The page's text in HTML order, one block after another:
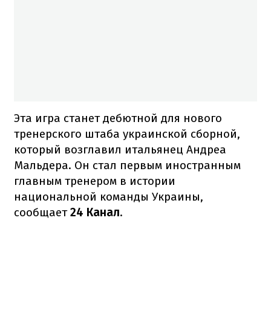
Эта игра станет дебютной для нового
тренерского штаба украинской сборной,
который возглавил итальянец Андреа
Мальдера. Он стал первым иностранным
главным тренером в истории
национальной команды Украины,
сообщает24 Канал.